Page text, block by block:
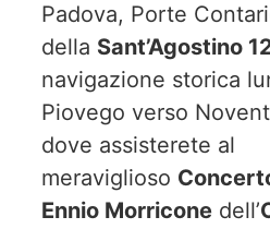
Padova, Porte
della Sant’Agostino
navigazione storica
Piovego verso
dove assisterete al
meraviglioso
Ennio Morricone dell’